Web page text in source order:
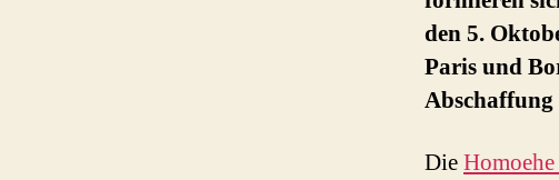
den 5.
Paris und
Abschaffung
Die